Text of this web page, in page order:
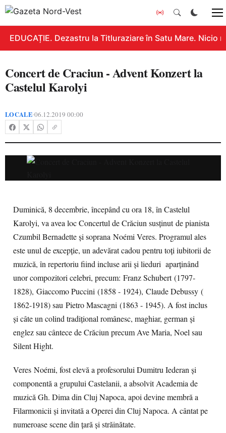
EDUCAȚIE. Dezastru la Titluraziare în Satu Mare. Nicio
Concert de Craciun - Advent Konzert la
Castelul Karolyi
LOCALE•06.12.2019 00:00
Duminică, 8 decembrie, începând cu ora 18, în Castelul
Karolyi, va avea loc Concertul de Crăciun susținut de pianista
Czumbil Bernadette și soprana Noémi Veres. Programul ales
este unul de excepție, un adevărat cadou pentru toți iubitorii de
muzică, în repertoriu fiind incluse arii și lieduri aparținând
unor compozitori celebri, precum: Franz Schubert (1797-
1828), Giaccomo Puccini (1858 - 1924), Claude Debussy (
1862-1918) sau Pietro Mascagni (1863 - 1945). A fost inclus
și câte un colind tradițional românesc, maghiar, german și
englez sau cântece de Crăciun precum Ave Maria, Noel sau
Silent Hight.
Veres Noémi, fost elevă a profesorului Dumitru Iederan și
componentă a grupului Castelanii, a absolvit Academia de
muzică Gh. Dima din Cluj Napoca, apoi devine membră a
Filarmonicii și invitată a Operei din Cluj Napoca. A cântat pe
numeroase scene din țară și străinătate.